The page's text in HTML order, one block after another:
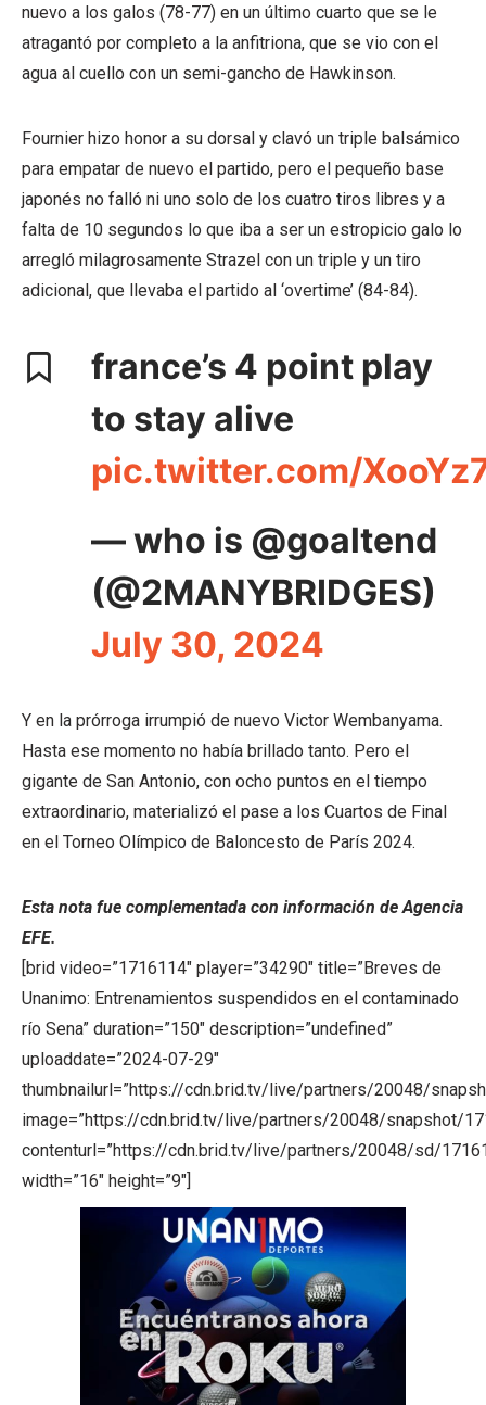
nuevo a los galos (78-77) en un último cuarto que se le
atragantó por completo a la anfitriona, que se vio con el
agua al cuello con un semi-gancho de Hawkinson.
Fournier hizo honor a su dorsal y clavó un triple balsámico
para empatar de nuevo el partido, pero el pequeño base
japonés no falló ni uno solo de los cuatro tiros libres y a
falta de 10 segundos lo que iba a ser un estropicio galo lo
arregló milagrosamente Strazel con un triple y un tiro
adicional, que llevaba el partido al ‘overtime’ (84-84).
france’s 4 point play
to stay alive
pic.twitter.com/
— who is @goaltend
(@2MANYBRIDGES)
July 30, 2024
Y en la prórroga irrumpió de nuevo Victor Wembanyama.
Hasta ese momento no había brillado tanto. Pero el
gigante de San Antonio, con ocho puntos en el tiempo
extraordinario, materializó el pase a los Cuartos de Final
en el Torneo Olímpico de Baloncesto de París 2024.
Esta nota fue complementada con información de Agencia
EFE.
[brid video=”1716114″ player=”34290″ title=”Breves de
Unanimo: Entrenamientos suspendidos en el contaminado
río Sena” duration=”150″ description=”undefined”
uploaddate=”2024-07-29″
thumbnailurl=”https://cdn.brid.tv/live/partners/20048/
image=”https://cdn.brid.tv/live/partners/20048/snapshot/
contenturl=”https://cdn.brid.tv/live/partners/20048/sd/
width=”16″ height=”9″]